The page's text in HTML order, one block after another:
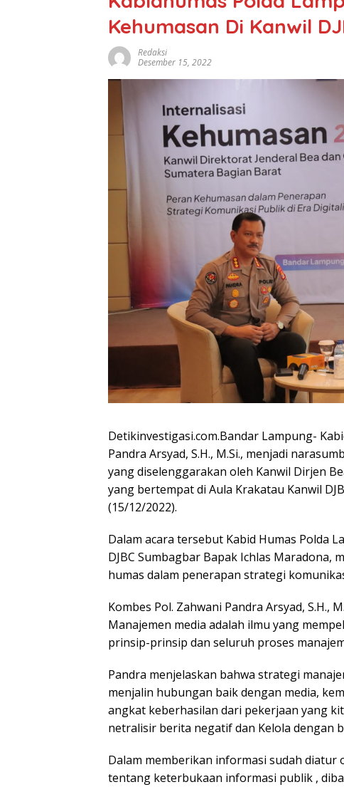
Kehumasan Di Kanwil
Redaksi
Desember 15, 2022
Detikinvestigasi.com.Bandar Lampung-
Pandra Arsyad, S.H., M.Si., menjadi
yang diselenggarakan oleh Kanwil Dirjen
yang bertempat di Aula Krakatau Kanwil
(15/12/2022).
Dalam acara tersebut Kabid Humas Polda
DJBC Sumbagbar Bapak Ichlas
humas dalam penerapan strategi
Kombes Pol. Zahwani Pandra Arsyad, S.H.,
Manajemen media adalah ilmu yang
prinsip-prinsip dan seluruh proses
Pandra menjelaskan bahwa strategi
menjalin hubungan baik dengan media,
angkat keberhasilan dari pekerjaan yang
netralisir berita negatif dan Kelola dengan
Dalam memberikan informasi sudah
tentang keterbukaan informasi publik ,